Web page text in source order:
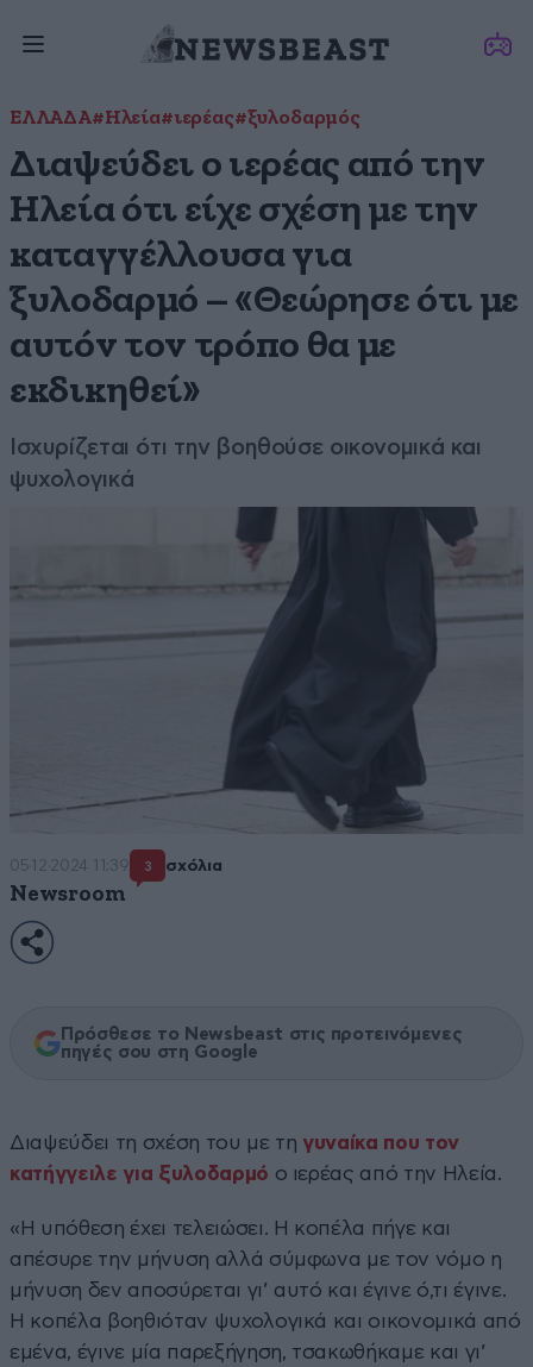
ΕΛΛΑΔΑ#Ηλεία#ιερέας#ξυλοδαρμός
Διαψεύδει ο ιερέας από την
Ηλεία ότι είχε σχέση με την
καταγγέλλουσα για
ξυλοδαρμό – «Θεώρησε ότι με
αυτόν τον τρόπο θα με
εκδικηθεί»
Ισχυρίζεται ότι την βοηθούσε οικονομικά και
ψυχολογικά
05·12·2024 11:39 3 σχόλια
Newsroom
Πρόσθεσε το Newsbeast στις προτεινόμενες
πηγές σου στη Google
Διαψεύδει τη σχέση του με τη γυναίκα που τον
κατήγγειλε για ξυλοδαρμό ο ιερέας από την Ηλεία.
«Η υπόθεση έχει τελειώσει. Η κοπέλα πήγε και
απέσυρε την μήνυση αλλά σύμφωνα με τον νόμο η
μήνυση δεν αποσύρεται γι’ αυτό και έγινε ό,τι έγινε.
Η κοπέλα βοηθιόταν ψυχολογικά και οικονομικά από
εμένα, έγινε μία παρεξήγηση, τσακωθήκαμε και γι’